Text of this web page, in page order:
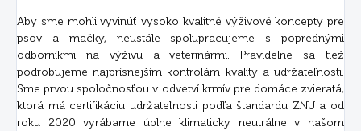
Aby sme mohli vyvinúť vysoko kvalitné výživové koncepty pre
psov a mačky, neustále spolupracujeme s poprednými
odborníkmi na výživu a veterinármi. Pravidelne sa tiež
podrobujeme najprísnejším kontrolám kvality a udržateľnosti.
Sme prvou spoločnosťou v odvetví krmív pre domáce zvieratá,
ktorá má certifikáciu udržateľnosti podľa štandardu ZNU a od
roku 2020 vyrábame úplne klimaticky neutrálne v našom